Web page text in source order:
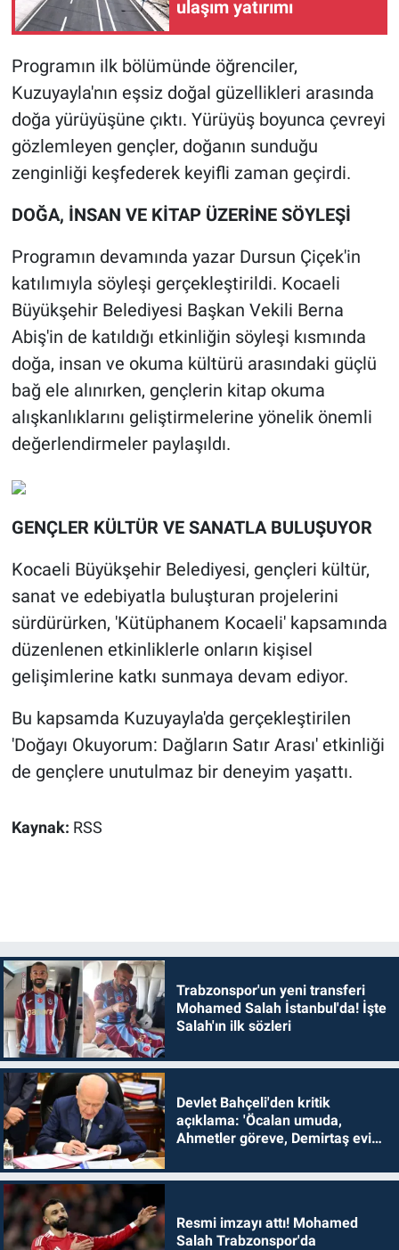
ulaşım yatırımı
Programın ilk bölümünde öğrenciler,
Kuzuyayla'nın eşsiz doğal güzellikleri arasında
doğa yürüyüşüne çıktı. Yürüyüş boyunca çevreyi
gözlemleyen gençler, doğanın sunduğu
zenginliği keşfederek keyifli zaman geçirdi.
DOĞA, İNSAN VE KİTAP ÜZERİNE SÖYLEŞİ
Programın devamında yazar Dursun Çiçek'in
katılımıyla söyleşi gerçekleştirildi. Kocaeli
Büyükşehir Belediyesi Başkan Vekili Berna
Abiş'in de katıldığı etkinliğin söyleşi kısmında
doğa, insan ve okuma kültürü arasındaki güçlü
bağ ele alınırken, gençlerin kitap okuma
alışkanlıklarını geliştirmelerine yönelik önemli
değerlendirmeler paylaşıldı.
GENÇLER KÜLTÜR VE SANATLA BULUŞUYOR
Kocaeli Büyükşehir Belediyesi, gençleri kültür,
sanat ve edebiyatla buluşturan projelerini
sürdürürken, 'Kütüphanem Kocaeli' kapsamında
düzenlenen etkinliklerle onların kişisel
gelişimlerine katkı sunmaya devam ediyor.
Bu kapsamda Kuzuyayla'da gerçekleştirilen
'Doğayı Okuyorum: Dağların Satır Arası' etkinliği
de gençlere unutulmaz bir deneyim yaşattı.
Kaynak: RSS
Trabzonspor'un yeni transferi
Mohamed Salah İstanbul'da! İşte
Salah'ın ilk sözleri
Devlet Bahçeli'den kritik
açıklama: 'Öcalan umuda,
Ahmetler göreve, Demirtaş evine
Resmi imzayı attı! Mohamed
Salah Trabzonspor'da